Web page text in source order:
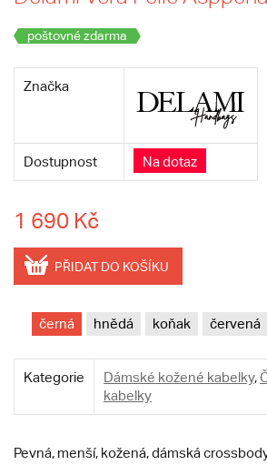
poštovné zdarma
Značka
Dostupnost Na dotaz
1 690 Kč
PŘIDAT DO KOŠÍKU
černá hnědá koňak červená
Kategorie Dámské kožené kabelky,
kabelky
Pevná, menší, kožená, dámská